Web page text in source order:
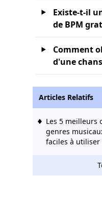
Existe-t-il
de BPM
Comment
d'une
Articles Relatifs
Les 5 meilleurs
genres
faciles à utiliser